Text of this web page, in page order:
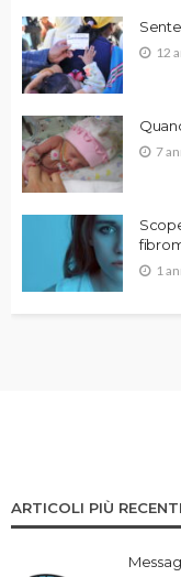
12
7
1
ARTICOLI PIÙ RECENTI